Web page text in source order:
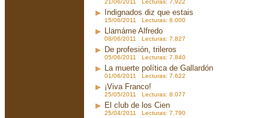
21/06/2011 Lecturas: 7.922
Indignados diz que estais
15/06/2011 Lecturas: 8.000
Llamáme Alfredo
08/06/2011 Lecturas: 7.827
De profesión, trileros
05/06/2011 Lecturas: 7.840
La muerte política de Gallardón
01/06/2011 Lecturas: 7.622
¡Viva Franco!
25/05/2011 Lecturas: 8.077
El club de los Cien
25/04/2011 Lecturas: 7.790